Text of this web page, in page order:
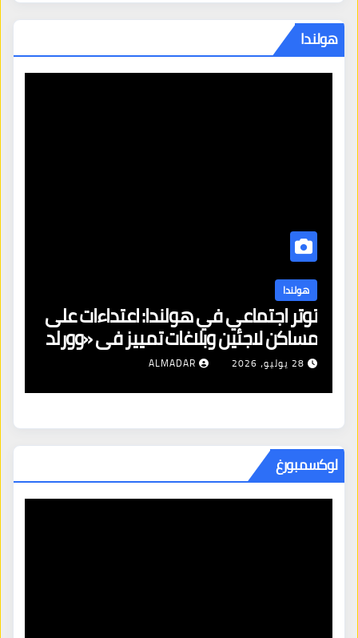
هولندا
هولندا
توتر اجتماعي في هولندا: اعتداءات على
مساكن لاجئين وبلاغات تمييز في «وورلد
برايد»
28 يوليو، 2026 ALMADAR
لوكسمبورغ